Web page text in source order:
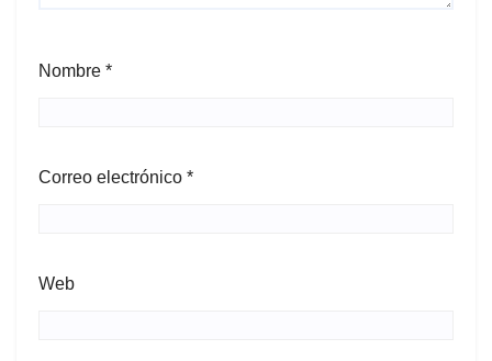
Nombre *
Correo electrónico *
Web